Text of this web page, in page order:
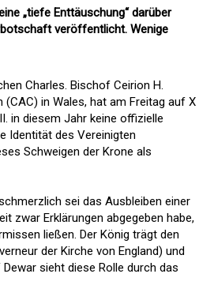
„tiefe Enttäuschung“ darüber
veröffentlicht. Wenige
Charles. Bischof Ceirion H.
in Wales, hat am Freitag auf X
in diesem Jahr keine offizielle
Identität des Vereinigten
Schweigen der Krone als
sei das Ausbleiben einer
zwar Erklärungen abgegeben habe,
ließen. Der König trägt den
der Kirche von England) und
sieht diese Rolle durch das